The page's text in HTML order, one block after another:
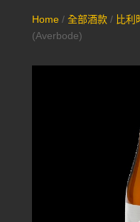
Home/ 全部酒款/ 比利
(Averbode)